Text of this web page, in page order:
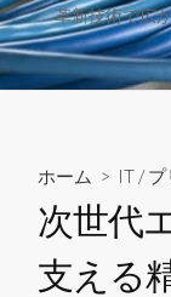
へ
ス
キ
革新技術で広
ホーム > IT /プ
次世代
支える